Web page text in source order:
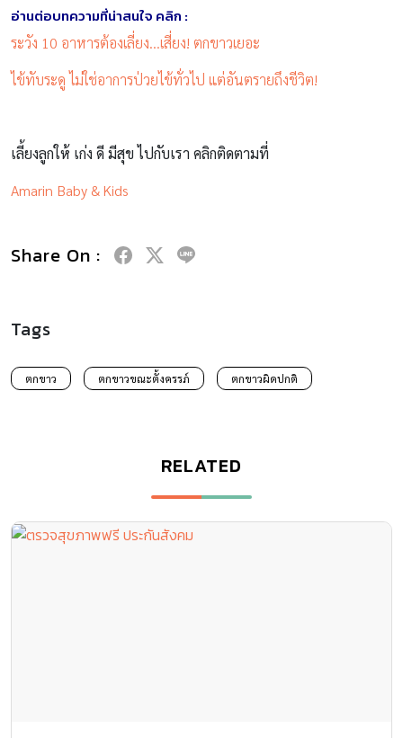
อ่านต่อบทความที่น่าสนใจ คลิก :
ระวัง 10 อาหารต้องเลี่ยง…เสี่ยง! ตกขาวเยอะ
ไข้ทับระดู ไม่ใช่อาการป่วยไข้ทั่วไป แต่อันตรายถึงชีวิต!
เลี้ยงลูกให้ เก่ง ดี มีสุข ไปกับเรา คลิกติดตามที่
Amarin Baby & Kids
Share On :
Tags
ตกขาว ตกขาวขณะตั้งครรภ์ ตกขาวผิดปกติ
RELATED